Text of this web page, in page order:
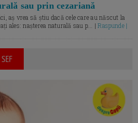
sau prin cezariană
aș vrea să știu dacă cele care au născut la
ați ales: nașterea naturală sau p... |Raspunde |